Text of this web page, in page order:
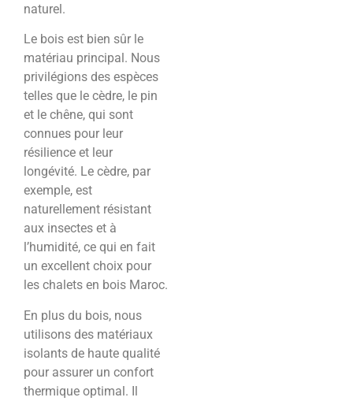
naturel.
Le bois est bien sûr le
matériau principal. Nous
privilégions des espèces
telles que le cèdre, le pin
et le chêne, qui sont
connues pour leur
résilience et leur
longévité. Le cèdre, par
exemple, est
naturellement résistant
aux insectes et à
l’humidité, ce qui en fait
un excellent choix pour
les chalets en bois Maroc.
En plus du bois, nous
utilisons des matériaux
isolants de haute qualité
pour assurer un confort
thermique optimal. Il